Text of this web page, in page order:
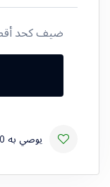
ضيف كحد
يوصي به 0% من المسافرين